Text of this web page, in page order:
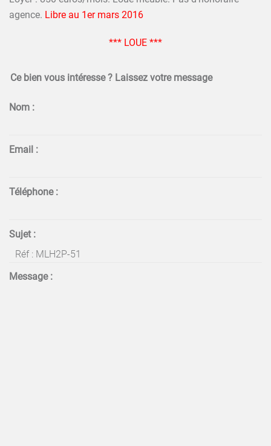
agence. Libre au 1er mars 2016
*** LOUE ***
Ce bien vous intéresse ? Laissez votre message
Nom :
Email :
Téléphone :
Sujet :
Message :